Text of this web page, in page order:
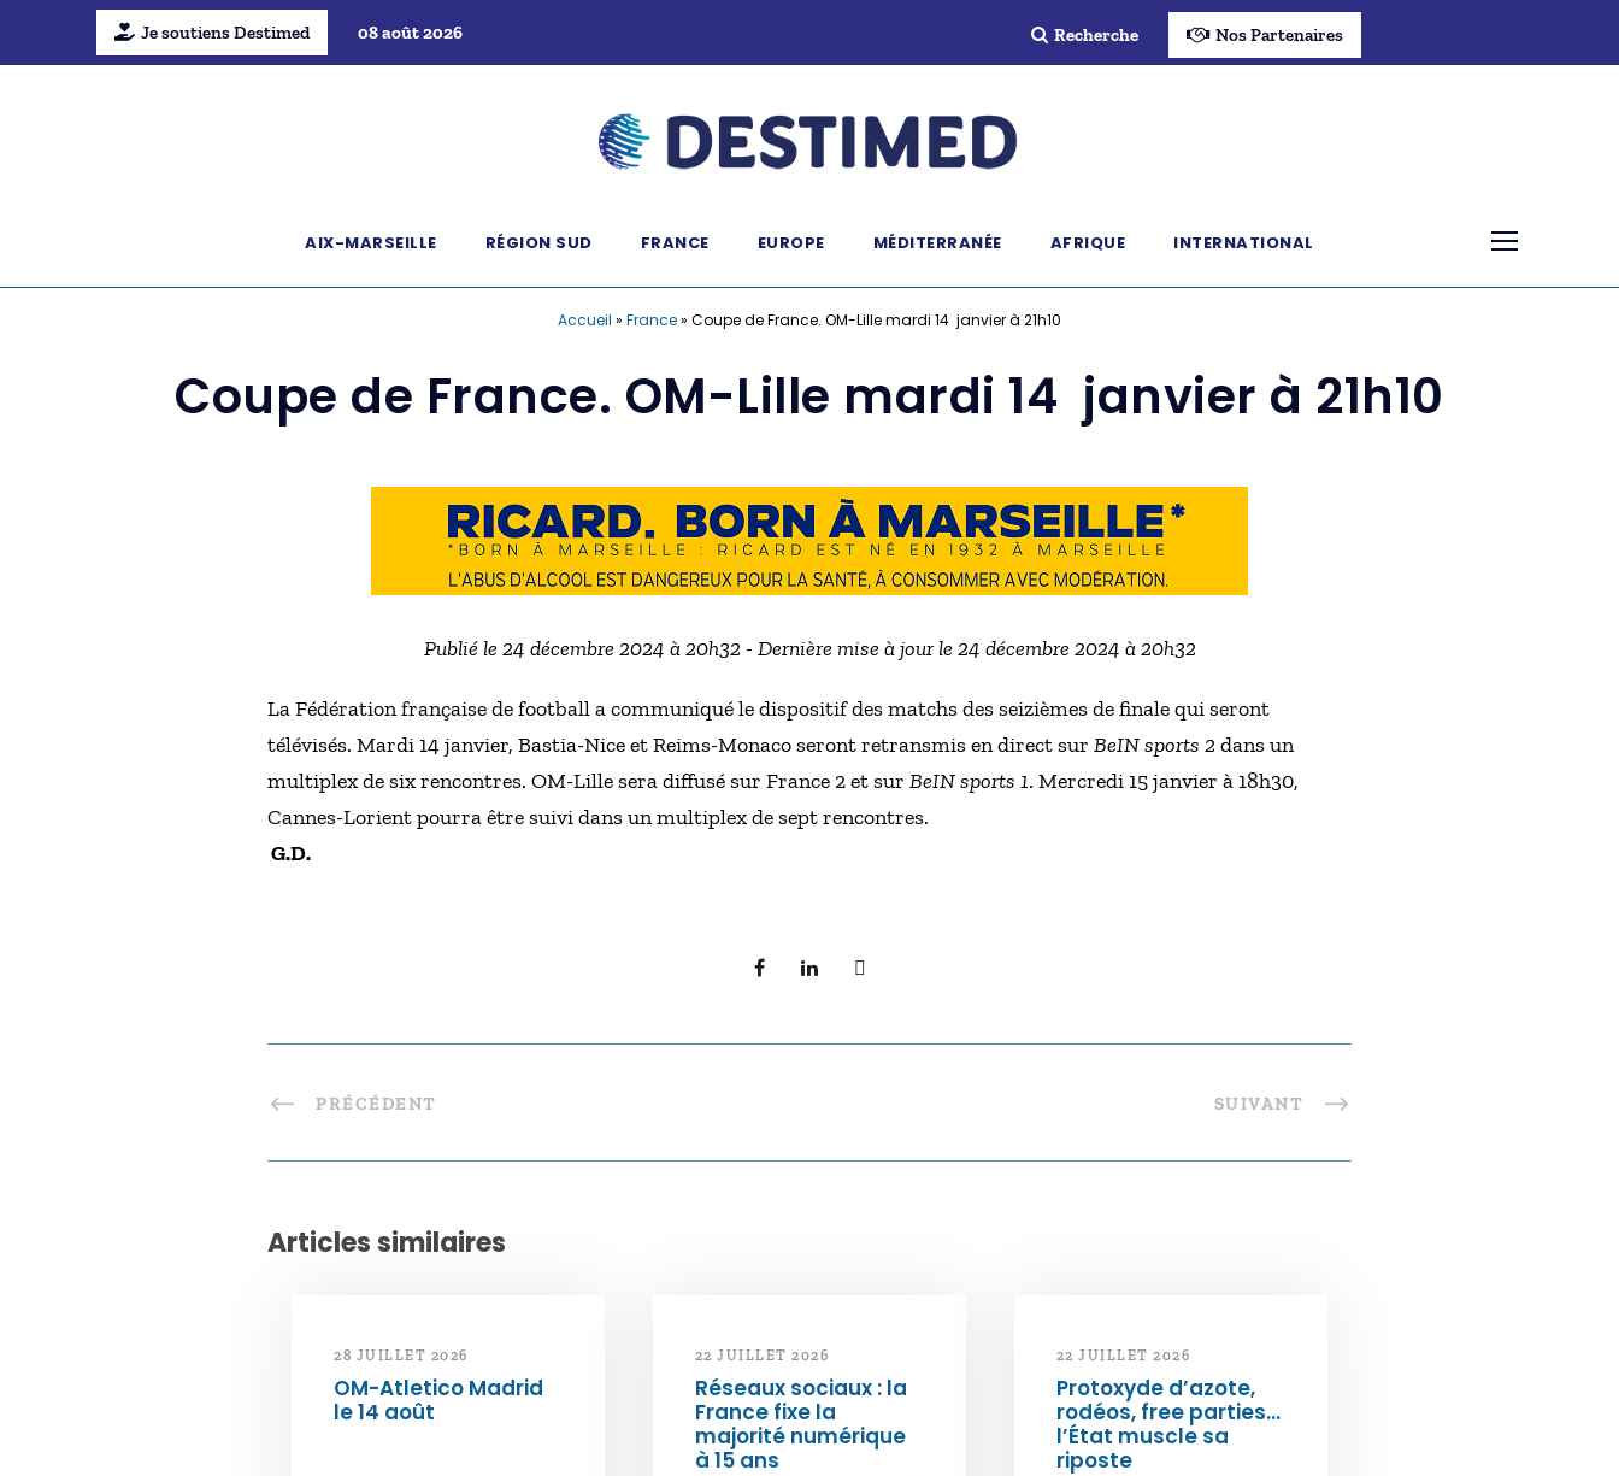
Je soutiens Destimed 08 août 2026 Recherche Nos Partenaires
AIX-MARSEILLE RÉGION SUD FRANCE EUROPE MÉDITERRANÉE AFRIQUE INTERNATIONAL
Accueil » France» Coupe de France. OM-Lille mardi 14 janvier à 21h10
Coupe de France. OM-Lille mardi 14 janvier à 21h10
Publié le 24 décembre 2024 à 20h32 - Dernière mise à jour le 24 décembre 2024 à 20h32
La Fédération française de football a communiqué le dispositif des matchs des seizièmes de finale qui seront
télévisés. Mardi 14 janvier, Bastia-Nice et Reims-Monaco seront retransmis en direct sur BeIN sports 2 dans un
multiplex de six rencontres. OM-Lille sera diffusé sur France 2 et sur BeIN sports 1. Mercredi 15 janvier à 18h30,
Cannes-Lorient pourra être suivi dans un multiplex de sept rencontres.
G.D.
PRÉCÉDENT SUIVANT
Articles similaires
28 JUILLET 2026
OM-Atletico Madrid
le 14 août
22 JUILLET 2026
Réseaux sociaux : la
France fixe la
majorité numérique
à 15 ans
22 JUILLET 2026
Protoxyde d’azote,
rodéos, free parties…
l’État muscle sa
riposte